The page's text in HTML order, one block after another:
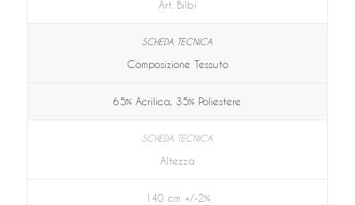
Art. Bilbi
Composizione Tessuto
65% Acrilica, 35% Poliestere
Altezza
140 cm +/-2%